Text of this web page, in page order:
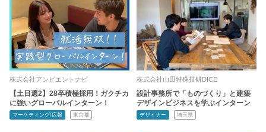
株式会社アンビエントナビ
【土日週2】28卒積極採用！ガクチカ
に強いグローバルインターン！
マーケティング/広報 東京都
株式会社山田特殊技研DICE
設計事務所で「ものづくり」と建築
デザインビジネスを学ぶインターン
デザイナー 埼玉県